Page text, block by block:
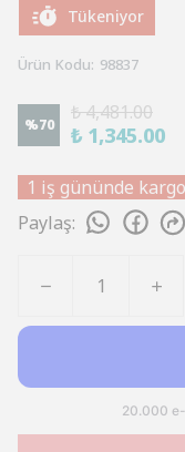
Tükeniyor
Ürün Kodu: 98837
%70
₺ 4,481.00
₺ 1,345.00
1 iş gününde
Paylaş: